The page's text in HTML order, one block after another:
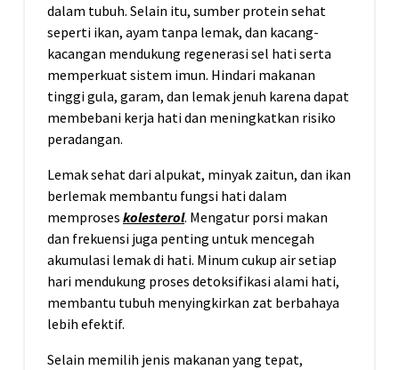
dalam tubuh. Selain itu, sumber protein sehat
seperti ikan, ayam tanpa lemak, dan kacang-
kacangan mendukung regenerasi sel hati serta
memperkuat sistem imun. Hindari makanan
tinggi gula, garam, dan lemak jenuh karena dapat
membebani kerja hati dan meningkatkan risiko
peradangan.
Lemak sehat dari alpukat, minyak zaitun, dan ikan
berlemak membantu fungsi hati dalam
memproses kolesterol. Mengatur porsi makan
dan frekuensi juga penting untuk mencegah
akumulasi lemak di hati. Minum cukup air setiap
hari mendukung proses detoksifikasi alami hati,
membantu tubuh menyingkirkan zat berbahaya
lebih efektif.
Selain memilih jenis makanan yang tepat,